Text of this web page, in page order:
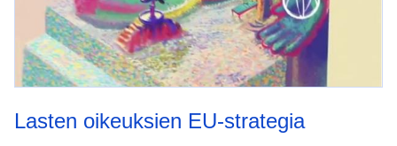
Lasten oikeuksien EU-strategia